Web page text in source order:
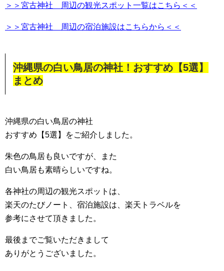
＞＞宮古神社 周辺の観光スポット一覧はこちら＜＜
＞＞宮古神社 周辺の宿泊施設はこちらから＜＜
沖縄県の白い鳥居の神社！おすすめ【5選】
まとめ
沖縄県の白い鳥居の神社
おすすめ【5選】をご紹介しました。
朱色の鳥居も良いですが、また
白い鳥居も素晴らしいですね。
各神社の周辺の観光スポットは、
楽天のたびノート、宿泊施設は、楽天トラベルを
参考にさせて頂きました。
最後までご覧いただきまして
ありがとうございました。